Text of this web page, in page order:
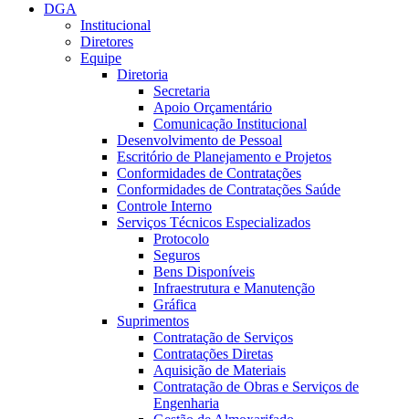
DGA
Institucional
Diretores
Equipe
Diretoria
Secretaria
Apoio Orçamentário
Comunicação Institucional
Desenvolvimento de Pessoal
Escritório de Planejamento e Projetos
Conformidades de Contratações
Conformidades de Contratações Saúde
Controle Interno
Serviços Técnicos Especializados
Protocolo
Seguros
Bens Disponíveis
Infraestrutura e Manutenção
Gráfica
Suprimentos
Contratação de Serviços
Contratações Diretas
Aquisição de Materiais
Contratação de Obras e Serviços de
Engenharia